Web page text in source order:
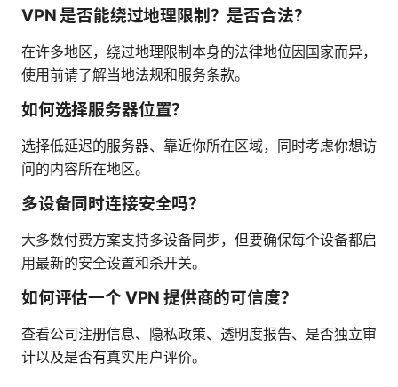
VPN 是否能绕过地理限制？是否合法？
在许多地区，绕过地理限制本身的法律地位因国家而异，
使用前请了解当地法规和服务条款。
如何选择服务器位置？
选择低延迟的服务器、靠近你所在区域，同时考虑你想访
问的内容所在地区。
多设备同时连接安全吗？
大多数付费方案支持多设备同步，但要确保每个设备都启
用最新的安全设置和杀开关。
如何评估一个 VPN 提供商的可信度？
查看公司注册信息、隐私政策、透明度报告、是否独立审
计以及是否有真实用户评价。